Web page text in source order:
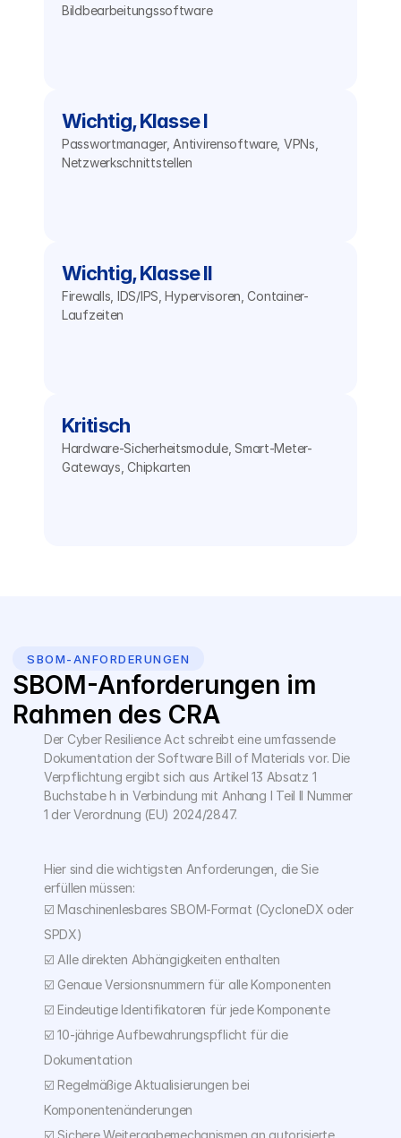
Bildbearbeitungssoftware
Wichtig, Klasse I
Passwortmanager, Antivirensoftware, VPNs,
Netzwerkschnittstellen
Wichtig, Klasse II
Firewalls, IDS/IPS, Hypervisoren, Container-
Laufzeiten
Kritisch
Hardware-Sicherheitsmodule, Smart-Meter-
Gateways, Chipkarten
SBOM-ANFORDERUNGEN
SBOM-Anforderungen im
Rahmen des CRA
Der Cyber Resilience Act schreibt eine umfassende
Dokumentation der Software Bill of Materials vor. Die
Verpflichtung ergibt sich aus Artikel 13 Absatz 1
Buchstabe h in Verbindung mit Anhang I Teil II Nummer
1 der Verordnung (EU) 2024/2847.
Hier sind die wichtigsten Anforderungen, die Sie
erfüllen müssen:
☑️ Maschinenlesbares SBOM-Format (CycloneDX oder
SPDX)
☑️ Alle direkten Abhängigkeiten enthalten
☑️ Genaue Versionsnummern für alle Komponenten
☑️ Eindeutige Identifikatoren für jede Komponente
☑️ 10-jährige Aufbewahrungspflicht für die
Dokumentation
☑️ Regelmäßige Aktualisierungen bei
Komponentenänderungen
☑️ Sichere Weitergabemechanismen an autorisierte